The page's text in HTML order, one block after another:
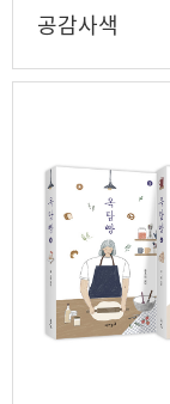
공감사색